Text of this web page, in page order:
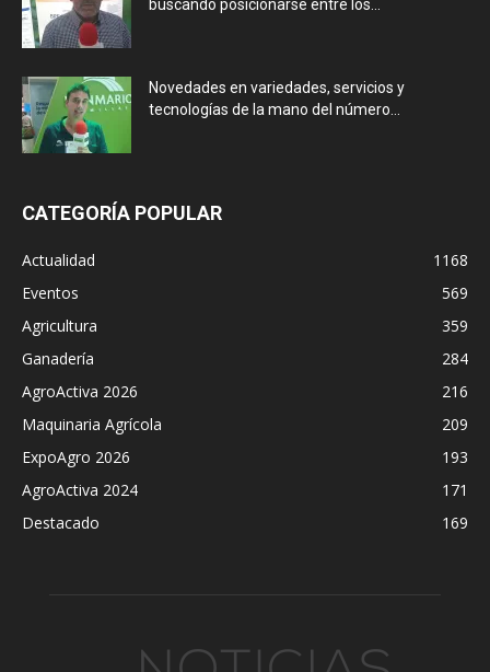
buscando posicionarse entre los...
Novedades en variedades, servicios y
tecnologías de la mano del número...
CATEGORÍA POPULAR
Actualidad
1168
Eventos
569
Agricultura
359
Ganadería
284
AgroActiva 2026
216
Maquinaria Agrícola
209
ExpoAgro 2026
193
AgroActiva 2024
171
Destacado
169